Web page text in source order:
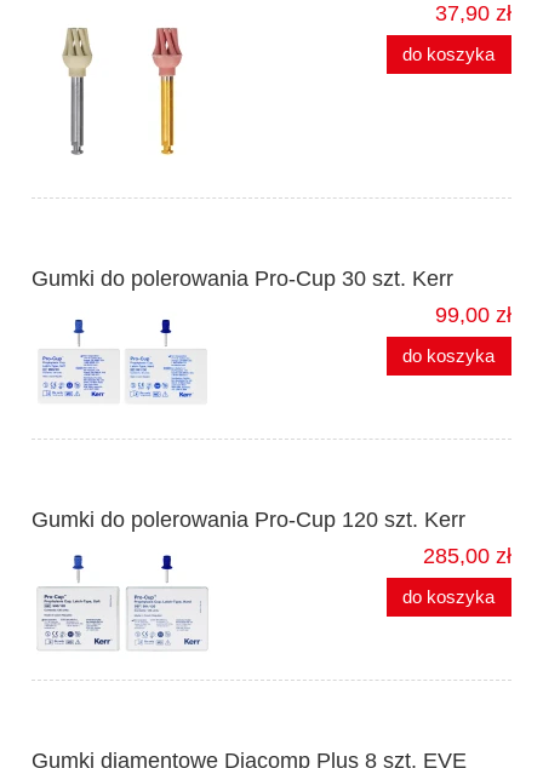
37,90 zł
do koszyka
Gumki do polerowania Pro-Cup 30 szt. Kerr
99,00 zł
do koszyka
Gumki do polerowania Pro-Cup 120 szt. Kerr
285,00 zł
do koszyka
Gumki diamentowe Diacomp Plus 8 szt. EVE